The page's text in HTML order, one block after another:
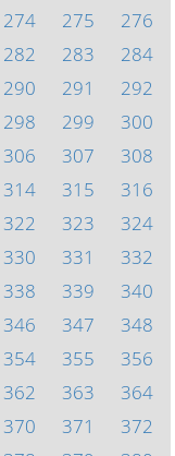
274 275
276
282 283
284
290 291
292
298 299
300
306 307
308
314 315
316
322 323
324
330 331
332
338 339
340
346 347
348
354 355
356
362 363
364
370 371
372